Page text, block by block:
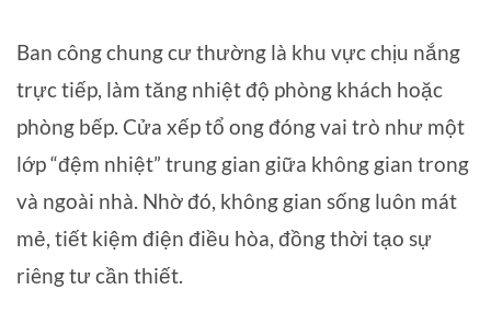
Ban công chung cư thường là khu vực chịu nắng
trực tiếp, làm tăng nhiệt độ phòng khách hoặc
phòng bếp. Cửa xếp tổ ong đóng vai trò như một
lớp “đệm nhiệt” trung gian giữa không gian trong
và ngoài nhà. Nhờ đó, không gian sống luôn mát
mẻ, tiết kiệm điện điều hòa, đồng thời tạo sự
riêng tư cần thiết.